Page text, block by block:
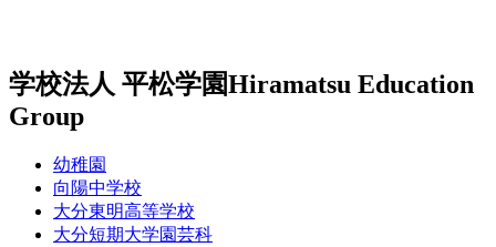
学校法人 平松学園Hiramatsu Education
Group
幼稚園
向陽中学校
大分東明高等学校
大分短期大学園芸科